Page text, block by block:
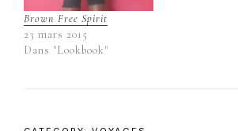
Brown Free Spirit
23 mars 2015
Dans "Lookbook"